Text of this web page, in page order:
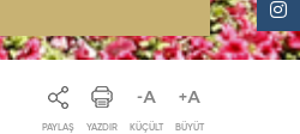
PAYLAŞ YAZDIR KÜÇÜLT BÜYÜT